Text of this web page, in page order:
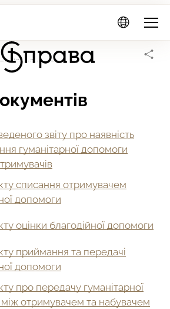
Мудра
центр
звіту про наявність
гуманітарної допомоги
списання отримувачем
допомоги
оцінки благодійної допомоги
приймання та передачі
допомоги
про передачу гуманітарної
отримувачем та набувачем